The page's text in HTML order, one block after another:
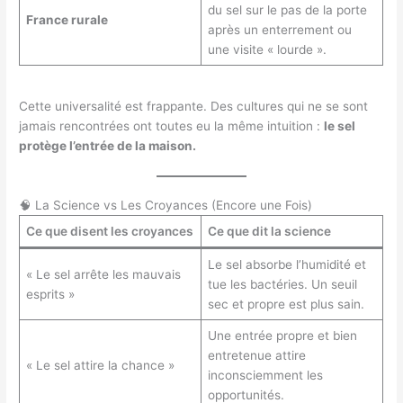
France rurale
du sel sur le pas de la porte
après un enterrement ou
une visite « lourde ».
Cette universalité est frappante. Des cultures qui ne se sont
jamais rencontrées ont toutes eu la même intuition : le sel
protège l’entrée de la maison.
🧠 La Science vs Les Croyances (Encore une Fois)
Ce que disent les croyances
Ce que dit la science
« Le sel arrête les mauvais
esprits »
Le sel absorbe l’humidité et
tue les bactéries. Un seuil
sec et propre est plus sain.
« Le sel attire la chance »
Une entrée propre et bien
entretenue attire
inconsciemment les
opportunités.